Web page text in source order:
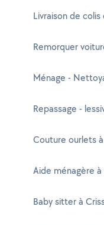
Livraison de
Remorquer
Ménage -
Repassage -
Couture ourlets
Aide ménagère à
Baby sitter à